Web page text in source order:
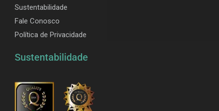
Sustentabilidade
Fale Conosco
Política de Privacidade
Sustentabilidade